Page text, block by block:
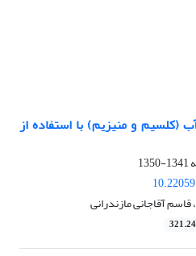
و منیزیم) با استفاده از
1341-1350
آقاجانی مازندرانی